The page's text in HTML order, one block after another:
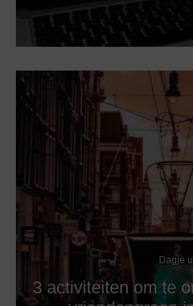
Dagje
3 activiteiten om te